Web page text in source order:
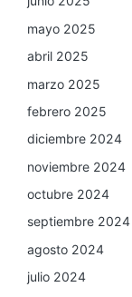
mayo 2025
abril 2025
marzo 2025
febrero 2025
diciembre 2024
noviembre 2024
octubre 2024
septiembre 2024
agosto 2024
julio 2024